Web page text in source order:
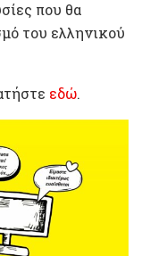
που θα
του ελληνικού
εδώ.